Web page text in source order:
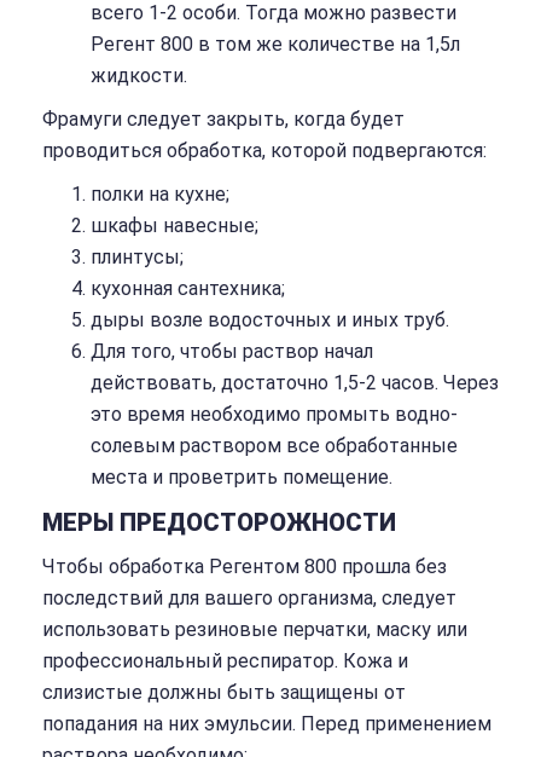
всего 1-2 особи. Тогда можно развести
Регент 800 в том же количестве на 1,5л
жидкости.
Фрамуги следует закрыть, когда будет
проводиться обработка, которой подвергаются:
полки на кухне;
шкафы навесные;
плинтусы;
кухонная сантехника;
дыры возле водосточных и иных труб.
Для того, чтобы раствор начал
действовать, достаточно 1,5-2 часов. Через
это время необходимо промыть водно-
солевым раствором все обработанные
места и проветрить помещение.
МЕРЫ ПРЕДОСТОРОЖНОСТИ
Чтобы обработка Регентом 800 прошла без
последствий для вашего организма, следует
использовать резиновые перчатки, маску или
профессиональный респиратор. Кожа и
слизистые должны быть защищены от
попадания на них эмульсии. Перед применением